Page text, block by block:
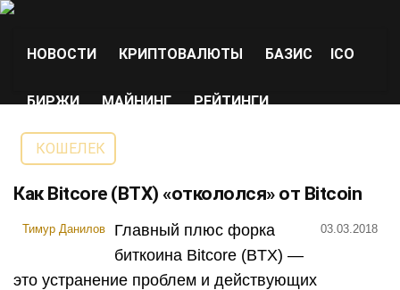
НОВОСТИ КРИПТОВАЛЮТЫ БАЗИС ICO
БИРЖИ МАЙНИНГ РЕЙТИНГИ
КОШЕЛЕК
Как Bitcore (BTX) «откололся» от Bitcoin
Тимур Данилов 03.03.2018
Главный плюс форка
биткоина Bitcore (BTX) —
это устранение проблем и действующих